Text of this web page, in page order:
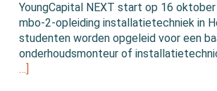
YoungCapital NEXT start op 16
mbo-2-opleiding installatietechniek in
studenten worden opgeleid voor een
onderhoudsmonteur of
…]